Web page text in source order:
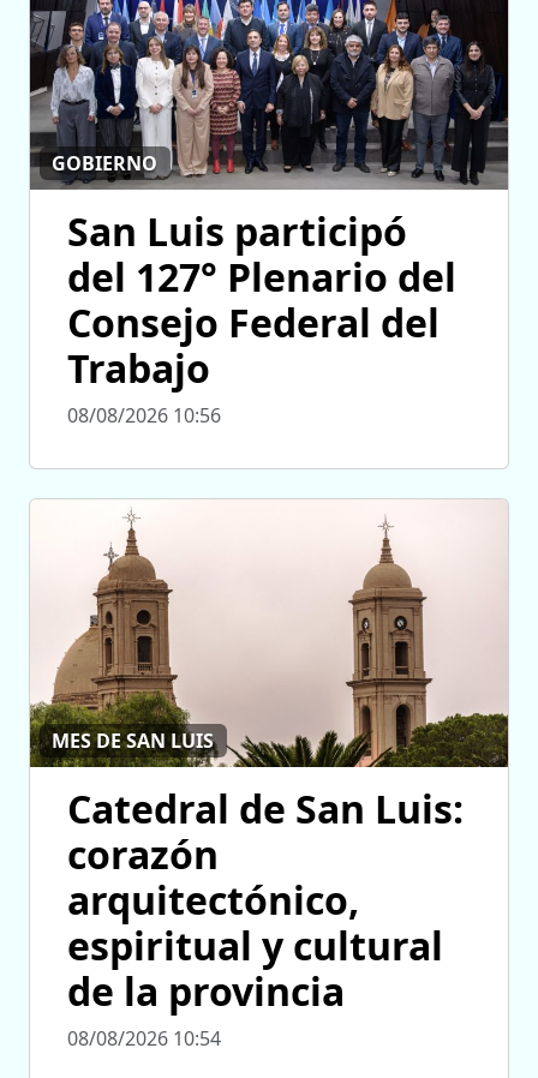
GOBIERNO
San Luis participó
del 127° Plenario del
Consejo Federal del
Trabajo
08/08/2026 10:56
MES DE SAN LUIS
Catedral de San Luis:
corazón
arquitectónico,
espiritual y cultural
de la provincia
08/08/2026 10:54